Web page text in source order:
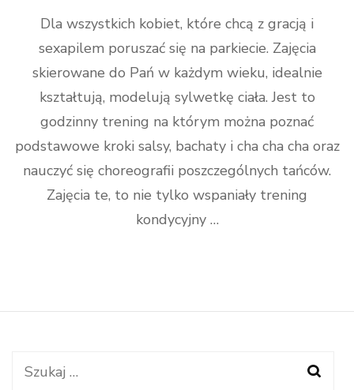
Dla wszystkich kobiet, które chcą z gracją i
sexapilem poruszać się na parkiecie. Zajęcia
skierowane do Pań w każdym wieku, idealnie
kształtują, modelują sylwetkę ciała. Jest to
godzinny trening na którym można poznać
podstawowe kroki salsy, bachaty i cha cha cha oraz
nauczyć się choreografii poszczególnych tańców.
Zajęcia te, to nie tylko wspaniały trening
kondycyjny …
Szukaj: